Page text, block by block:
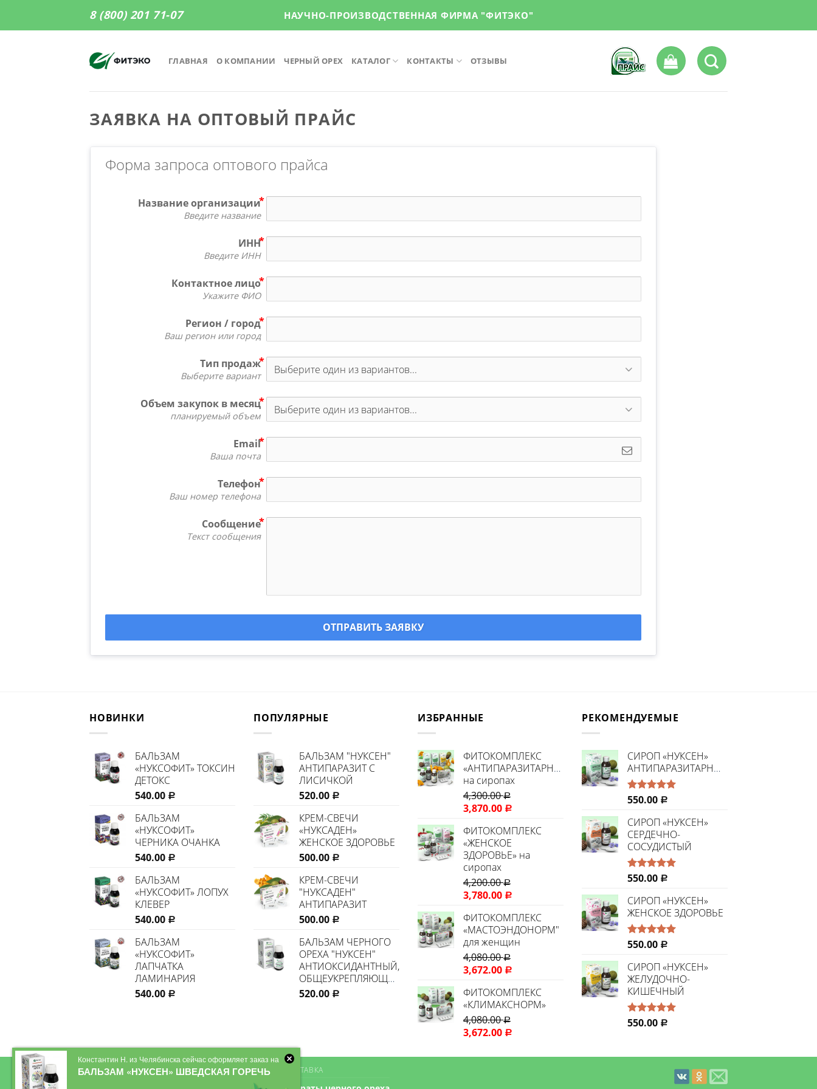
8 (800) 201 71-07 НАУЧНО-ПРОИЗВОДСТВЕННАЯ ФИРМА "ФИТЭКО"
ГЛАВНАЯ О КОМПАНИИ ЧЕРНЫЙ ОРЕХ КАТАЛОГ КОНТАКТЫ ОТЗЫВЫ
ЗАЯВКА НА ОПТОВЫЙ ПРАЙС
Форма запроса оптового прайса
Название организации
Введите название
ИНН
Введите ИНН
Контактное лицо
Укажите ФИО
Регион / город
Ваш регион или город
Тип продаж
Выберите вариант
Объем закупок в месяц
планируемый объем
Email
Ваша почта
Телефон
Ваш номер телефона
Сообщение
Текст сообщения
ОТПРАВИТЬ ЗАЯВКУ
НОВИНКИ
БАЛЬЗАМ
«НУКСОФИТ» ТОКСИН
ДЕТОКС
540.00 Р
БАЛЬЗАМ
«НУКСОФИТ»
ЧЕРНИКА ОЧАНКА
540.00 Р
БАЛЬЗАМ
«НУКСОФИТ» ЛОПУХ
КЛЕВЕР
540.00 Р
БАЛЬЗАМ
«НУКСОФИТ»
ЛАПЧАТКА
ЛАМИНАРИЯ
540.00 Р
ПОПУЛЯРНЫЕ
БАЛЬЗАМ "НУКСЕН"
АНТИПАРАЗИТ С
ЛИСИЧКОЙ
520.00 Р
КРЕМ-СВЕЧИ
«НУКСАДЕН»
ЖЕНСКОЕ ЗДОРОВЬЕ
500.00 Р
КРЕМ-СВЕЧИ
"НУКСАДЕН"
АНТИПАРАЗИТ
500.00 Р
БАЛЬЗАМ ЧЕРНОГО
ОРЕХА "НУКСЕН"
АНТИОКСИДАНТНЫЙ,
ОБЩЕУКРЕПЛЯЮЩИЙ
520.00 Р
ИЗБРАННЫЕ
ФИТОКОМПЛЕКС
«АНТИПАРАЗИТАРНЫЙ»
на сиропах
4,300.00Р
3,870.00 Р
ФИТОКОМПЛЕКС
«ЖЕНСКОЕ
ЗДОРОВЬЕ» на
сиропах
4,200.00Р
3,780.00 Р
ФИТОКОМПЛЕКС
«МАСТОЭНДОНОРМ"
для женщин
4,080.00Р
3,672.00 Р
ФИТОКОМПЛЕКС
«КЛИМАКСНОРМ»
4,080.00Р
3,672.00 Р
РЕКОМЕНДУЕМЫЕ
CИРОП «НУКСЕН»
АНТИПАРАЗИТАРНЫЙ
Оценка
550.00 Р
СИРОП «НУКСЕН»
СЕРДЕЧНО-
СОСУДИСТЫЙ
Оценка
550.00 Р
СИРОП «НУКСЕН»
ЖЕНСКОЕ ЗДОРОВЬЕ
Оценка
550.00 Р
СИРОП «НУКСЕН»
ЖЕЛУДОЧНО-
КИШЕЧНЫЙ
Оценка
550.00 Р
ДОКУМЕНТЫ НАШИ ПРЕДСТАВИТЕЛИ ОПЛАТА И ДОСТАВКА
Константин Н. из Челябинска сейчас оформляет заказ на
БАЛЬЗАМ «НУКСЕН» ШВЕДСКАЯ ГОРЕЧЬ